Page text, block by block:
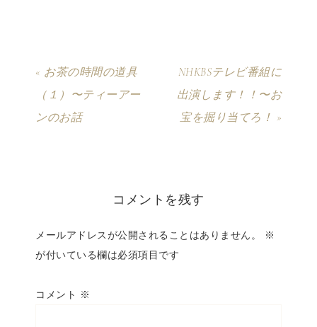
« お茶の時間の道具
（１）〜ティーアー
ンのお話
NHKBSテレビ番組に
出演します！！〜お
宝を掘り当てろ！ »
コメントを残す
メールアドレスが公開されることはありません。
※
が付いている欄は必須項目です
コメント ※